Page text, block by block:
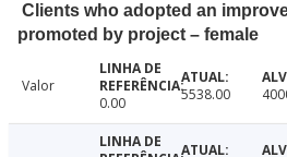
Clients who adopted an
promoted by project – female
Valor
0.00
5538.00